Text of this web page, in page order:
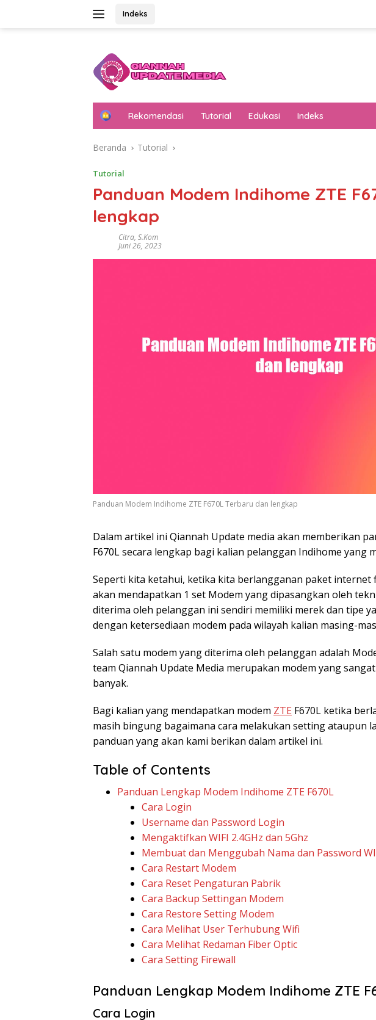
Indeks
H
e
Rekomendasi Tutorial Edukasi Indeks
Beranda Tutorial
Tutorial
Panduan Modem Indihome ZTE
lengkap
Citra, S.Kom
Juni 26, 2023
Panduan Modem Indihome ZTE F670L Terbaru dan lengkap
Dalam artikel ini Qiannah Update media akan memberikan
F670L secara lengkap bagi kalian pelanggan Indihome yang
Seperti kita ketahui, ketika kita berlangganan paket internet
akan mendapatkan 1 set Modem yang dipasangkan oleh
diterima oleh pelanggan ini sendiri memiliki merek dan tipe
dengan ketersediaan modem pada wilayah kalian masing-
Salah satu modem yang diterima oleh pelanggan adalah
team Qiannah Update Media merupakan modem yang
banyak.
Bagi kalian yang mendapatkan modem ZTE F670L ketika
masih bingung bagaimana cara melakukan setting ataupun
panduan yang akan kami berikan dalam artikel ini.
Table of Contents
Panduan Lengkap Modem Indihome ZTE F670L
Cara Login
Username dan Password Login
Mengaktifkan WIFI 2.4GHz dan 5Ghz
Membuat dan Menggubah Nama dan Password
Cara Restart Modem
Cara Reset Pengaturan Pabrik
Cara Backup Settingan Modem
Cara Restore Setting Modem
Cara Melihat User Terhubung Wifi
Cara Melihat Redaman Fiber Optic
Cara Setting Firewall
Panduan Lengkap Modem Indihome ZTE
Cara Login